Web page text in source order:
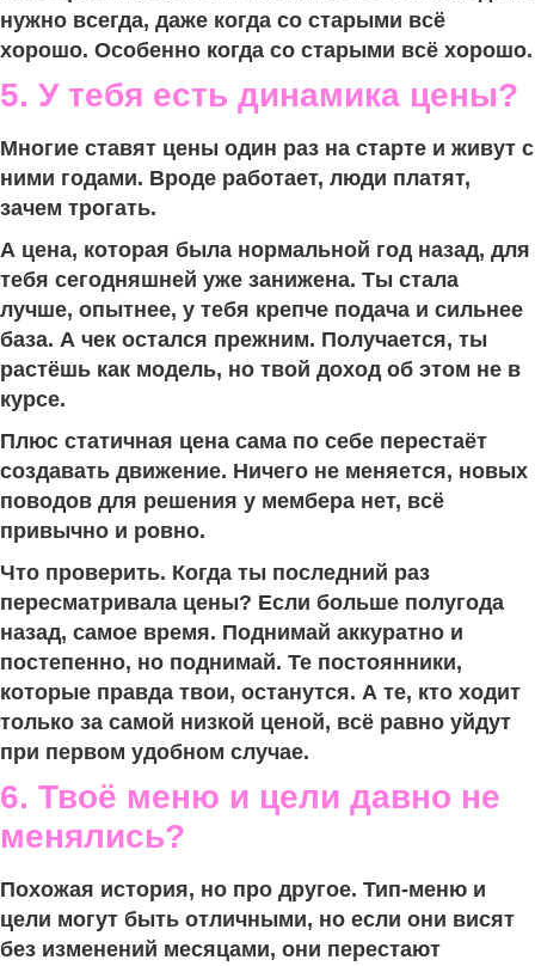
нужно всегда, даже когда со старыми всё
хорошо. Особенно когда со старыми всё хорошо.
5. У тебя есть динамика цены?
Многие ставят цены один раз на старте и живут с
ними годами. Вроде работает, люди платят,
зачем трогать.
А цена, которая была нормальной год назад, для
тебя сегодняшней уже занижена. Ты стала
лучше, опытнее, у тебя крепче подача и сильнее
база. А чек остался прежним. Получается, ты
растёшь как модель, но твой доход об этом не в
курсе.
Плюс статичная цена сама по себе перестаёт
создавать движение. Ничего не меняется, новых
поводов для решения у мембера нет, всё
привычно и ровно.
Что проверить. Когда ты последний раз
пересматривала цены? Если больше полугода
назад, самое время. Поднимай аккуратно и
постепенно, но поднимай. Те постоянники,
которые правда твои, останутся. А те, кто ходит
только за самой низкой ценой, всё равно уйдут
при первом удобном случае.
6. Твоё меню и цели давно не
менялись?
Похожая история, но про другое. Тип-меню и
цели могут быть отличными, но если они висят
без изменений месяцами, они перестают